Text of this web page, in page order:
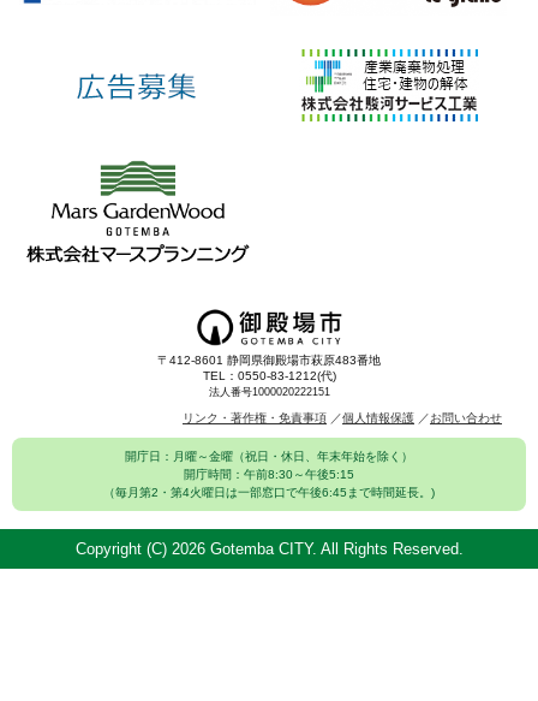
〒412-8601 静岡県御殿場市萩原483番地
TEL：0550-83-1212(代)
法人番号1000020222151
リンク・著作権・免責事項 個人情報保護 お問い合わせ
開庁日：月曜～金曜（祝日・休日、年末年始を除く）
開庁時間：午前8:30～午後5:15
（毎月第2・第4火曜日は一部窓口で午後6:45まで時間延長。)
Copyright (C) 2026 Gotemba CITY. All Rights Reserved.